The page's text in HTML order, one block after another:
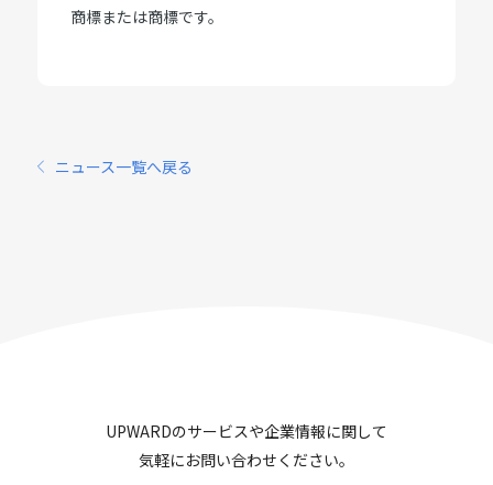
商標または商標です。
ニュース一覧へ戻る
UPWARDのサービスや企業情報に関して
気軽にお問い合わせください。